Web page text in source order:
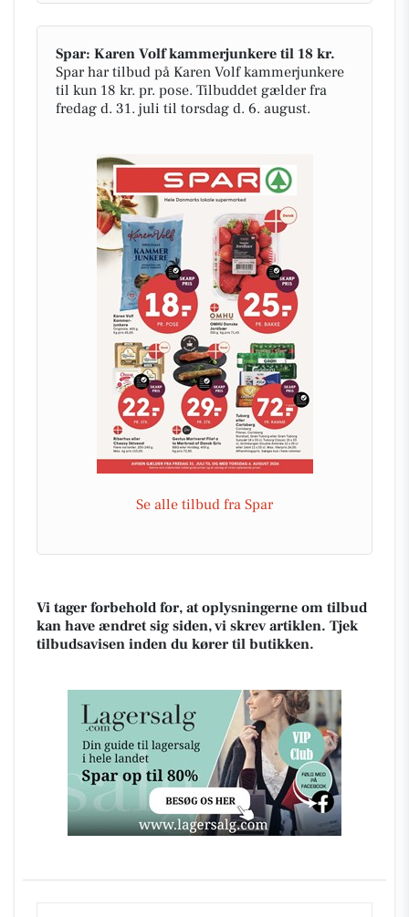
Spar: Karen Volf kammerjunkere til 18 kr.
Spar har tilbud på Karen Volf kammerjunkere
til kun 18 kr. pr. pose. Tilbuddet gælder fra
fredag d. 31. juli til torsdag d. 6. august.
Se alle tilbud fra Spar
Vi tager forbehold for, at oplysningerne om tilbud
kan have ændret sig siden, vi skrev artiklen. Tjek
tilbudsavisen inden du kører til butikken.